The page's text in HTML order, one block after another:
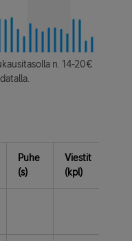
n. 14-20€
Puhe
(s)
Viestit
(kpl)